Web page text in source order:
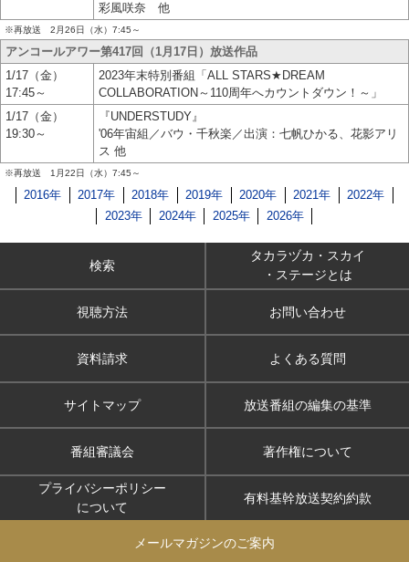
彩風咲奈 他
※再放送 2月26日（水）7:45～
アンコールアワー第417回（1月17日）放送作品
1/17（金）
17:45～
2023年末特別番組「ALL STARS★DREAM
COLLABORATION～110周年へカウントダウン！～」
1/17（金）
19:30～
『UNDERSTUDY』
'06年宙組／バウ・千秋楽／出演：七帆ひかる、花影アリ
ス 他
※再放送 1月22日（水）7:45～
2016年 2017年 2018年 2019年 2020年 2021年
2022年
2023年
2024年 2025年 2026年
検索
タカラヅカ・スカイ
・ステージとは
視聴方法 お問い合わせ
資料請求 よくある質問
サイトマップ 放送番組の編集の基準
番組審議会 著作権について
プライバシーポリシー
について
有料基幹放送契約約款
メールマガジンのご案内